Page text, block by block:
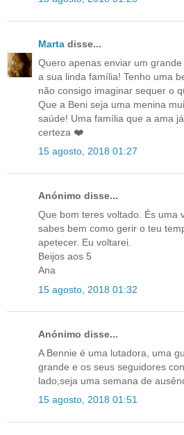
Marta disse...
Quero apenas enviar um
a sua linda família! Tenho uma
não consigo imaginar sequer o
Que a Beni seja uma menina
saúde! Uma família que a ama
certeza ❤️
15 agosto, 2018 01:27
Anónimo disse...
Que bom teres voltado. És uma
sabes bem como gerir o teu
apetecer. Eu voltarei.
Beijos aos 5
Ana
15 agosto, 2018 01:32
Anónimo disse...
A Bennie é uma lutadora, uma
grande e os seus seguidores
lado,seja uma semana de
15 agosto, 2018 01:51